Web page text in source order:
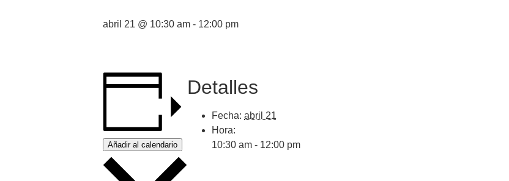
abril 21 @ 10:30 am - 12:00 pm
Añadir al calendario
Detalles
Fecha: abril 21
Hora:
10:30 am - 12:00 pm